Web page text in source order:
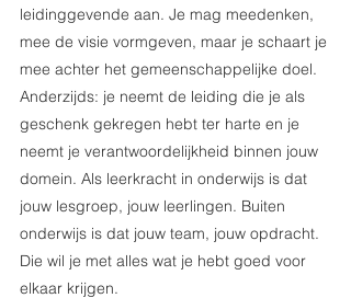
leidinggevende aan. Je mag meedenken,
mee de visie vormgeven, maar je schaart je
mee achter het gemeenschappelijke doel.
Anderzijds: je neemt de leiding die je als
geschenk gekregen hebt ter harte en je
neemt je verantwoordelijkheid binnen jouw
domein. Als leerkracht in onderwijs is dat
jouw lesgroep, jouw leerlingen. Buiten
onderwijs is dat jouw team, jouw opdracht.
Die wil je met alles wat je hebt goed voor
elkaar krijgen.